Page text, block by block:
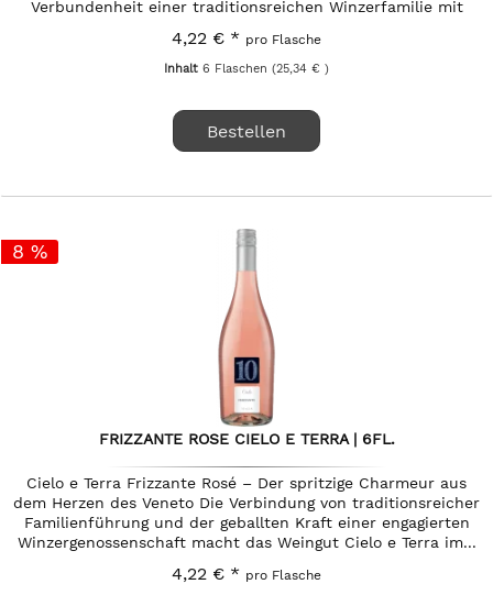
Verbundenheit einer traditionsreichen Winzerfamilie mit
4,22 € * pro Flasche
Inhalt6 Flaschen(25,34 € )
Bestellen
8 %
FRIZZANTE ROSE CIELO E TERRA | 6FL.
Cielo e Terra Frizzante Rosé – Der spritzige Charmeur aus
dem Herzen des Veneto Die Verbindung von traditionsreicher
Familienführung und der geballten Kraft einer engagierten
Winzergenossenschaft macht das Weingut Cielo e Terra im...
4,22 € * pro Flasche